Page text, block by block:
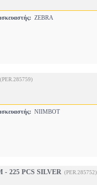
ZEBRA
(PER.285759)
NIIMBOT
- 225 PCS SILVER (PER.285752)